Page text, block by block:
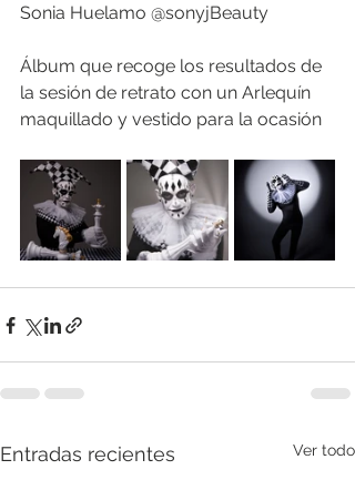
Sonia Huelamo @sonyjBeauty
Álbum que recoge los resultados de
la sesión de retrato con un Arlequín
maquillado y vestido para la ocasión
Entradas recientes Ver todo